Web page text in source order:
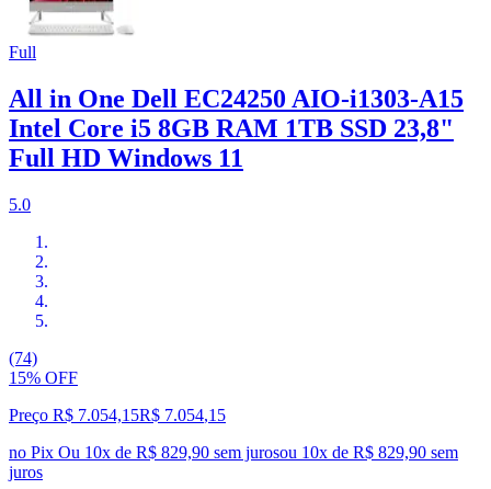
Full
All in One Dell EC24250 AIO-i1303-A15
Intel Core i5 8GB RAM 1TB SSD 23,8"
Full HD Windows 11
5.0
(74)
15% OFF
Preço R$ 7.054,15R$ 7.054,15
no Pix Ou 10x de R$ 829,90 sem jurosou 10x de R$ 829,90 sem
juros